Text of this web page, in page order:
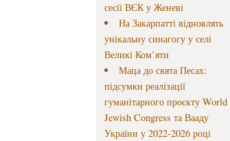
сесії ВЄК у Женеві
На Закарпатті відновлять
унікальну синагогу у селі
Великі Ком’яти
Маца до свята Песах:
підсумки реалізації
гуманітарного проєкту World
Jewish Congress та Вааду
України у 2022-2026 році